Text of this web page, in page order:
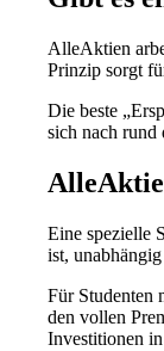
AlleAktien
Prinzip sorgt
Die beste
sich nach rund
Eine spezielle
ist,
Für Studenten
den vollen
Investitionen